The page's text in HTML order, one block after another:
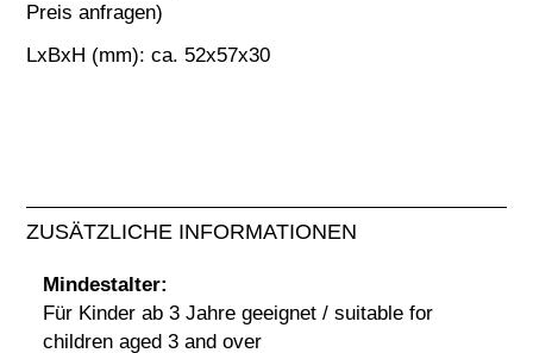
Preis anfragen)
LxBxH (mm): ca. 52x57x30
ZUSÄTZLICHE INFORMATIONEN
Mindestalter:
Für Kinder ab 3 Jahre geeignet / suitable for
children aged 3 and over